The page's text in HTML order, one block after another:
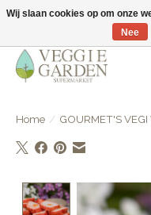
vegan & veggie products | free
Home / GOURMET'S
Product
Wij slaan cookies op om onze
Nee